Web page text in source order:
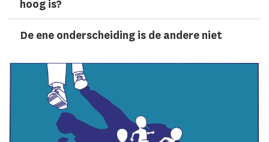
hoog is?
De ene onderscheiding is de andere niet